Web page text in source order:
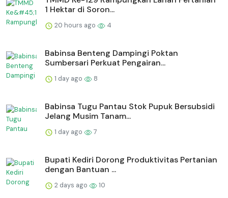
1 Hektar di Soron...
20 hours ago 4
Babinsa Benteng Dampingi Poktan
Sumbersari Perkuat Pengairan...
1 day ago 8
Babinsa Tugu Pantau Stok Pupuk Bersubsidi
Jelang Musim Tanam...
1 day ago 7
Bupati Kediri Dorong Produktivitas Pertanian
dengan Bantuan ...
2 days ago 10